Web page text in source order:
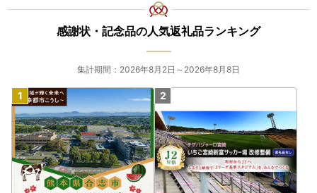
感謝状・記念品の人気返礼品ランキング
集計期間：2026年8月2日～2026年8月8日